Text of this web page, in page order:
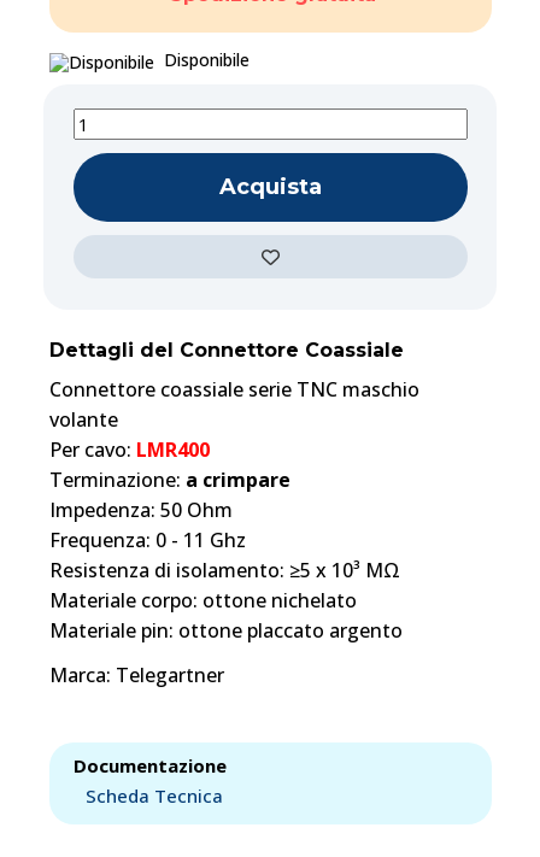
Disponibile
Acquista
Dettagli del Connettore Coassiale
Connettore coassiale serie TNC maschio
volante
Per cavo: LMR400
Terminazione: a crimpare
Impedenza: 50 Ohm
Frequenza: 0 - 11 Ghz
Resistenza di isolamento: ≥5 x 10³ MΩ
Materiale corpo: ottone nichelato
Materiale pin: ottone placcato argento
Marca: Telegartner
Documentazione
Scheda Tecnica